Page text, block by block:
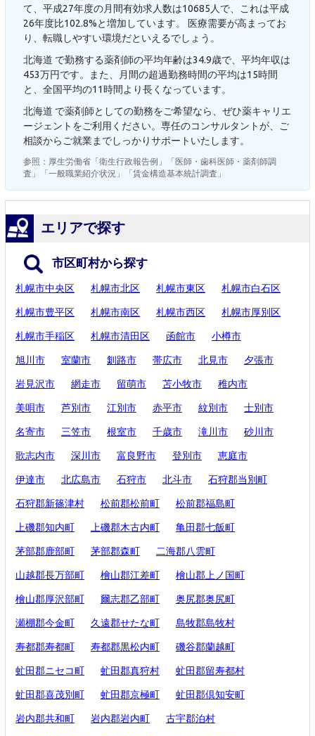
て、平成27年度の月間有効求人数は10685人で、これは平成
26年度比102.8%と増加しています。 医療需要が高まってお
り、転職しやすい環境だといえるでしょう。
北海道 で勤務する薬剤師の平均年齢は34.9歳で、平均年収は
453万円です。また、月間の超過勤務時間の平均は15時間
と、全国平均の11時間より長くなっています。
北海道 で薬剤師としての勤務をご希望なら、ぜひ薬キャリエ
ージェントをご利用ください。専任のコンサルタントが、ご
相談からご就業までしっかりサポートいたします。
参照：厚生労働省「衛生行政報告例」「医師・歯科医師・薬剤師調
査」「一般職業紹介状況」「賃金構造基本統計調査」
エリアで探す
市区町村から探す
札幌市中央区 札幌市北区 札幌市東区 札幌市白石区
札幌市豊平区 札幌市南区 札幌市西区 札幌市厚別区
札幌市手稲区 札幌市清田区 函館市 小樽市
旭川市 室蘭市 釧路市 帯広市 北見市 夕張市
岩見沢市 網走市 留萌市 苫小牧市 稚内市
美唄市 芦別市 江別市 赤平市 紋別市 士別市
名寄市 三笠市 根室市 千歳市 滝川市 砂川市
歌志内市 深川市 富良野市 登別市 恵庭市
伊達市 北広島市 石狩市 北斗市 石狩郡当別町
石狩郡新篠津村 松前郡松前町 松前郡福島町
上磯郡知内町 上磯郡木古内町 亀田郡七飯町
茅部郡鹿部町 茅部郡森町 二海郡八雲町
山越郡長万部町 檜山郡江差町 檜山郡上ノ国町
檜山郡厚沢部町 爾志郡乙部町 奥尻郡奥尻町
瀬棚郡今金町 久遠郡せたな町 島牧郡島牧村
寿都郡寿都町 寿都郡黒松内町 磯谷郡蘭越町
虻田郡ニセコ町 虻田郡真狩村 虻田郡留寿都村
虻田郡喜茂別町 虻田郡京極町 虻田郡倶知安町
岩内郡共和町 岩内郡岩内町 古宇郡泊村